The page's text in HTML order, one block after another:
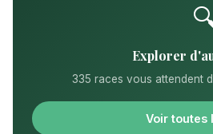
Explorer
335 races vous attendent
Voir toutes